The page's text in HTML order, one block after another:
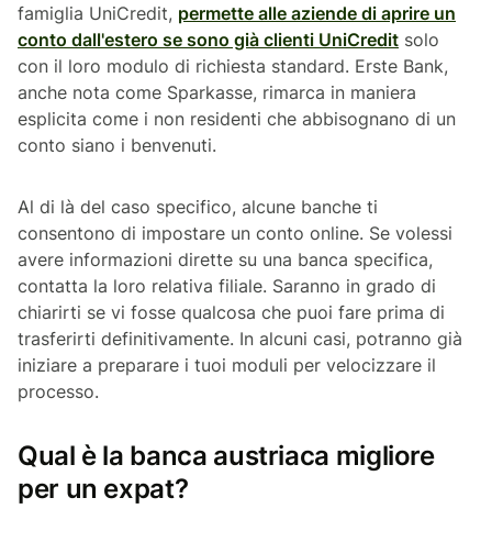
famiglia UniCredit, permette alle aziende di aprire un
conto dall'estero se sono già clienti UniCredit solo
con il loro modulo di richiesta standard. Erste Bank,
anche nota come Sparkasse, rimarca in maniera
esplicita come i non residenti che abbisognano di un
conto siano i benvenuti.
Al di là del caso specifico, alcune banche ti
consentono di impostare un conto online. Se volessi
avere informazioni dirette su una banca specifica,
contatta la loro relativa filiale. Saranno in grado di
chiarirti se vi fosse qualcosa che puoi fare prima di
trasferirti definitivamente. In alcuni casi, potranno già
iniziare a preparare i tuoi moduli per velocizzare il
processo.
Qual è la banca austriaca migliore
per un expat?